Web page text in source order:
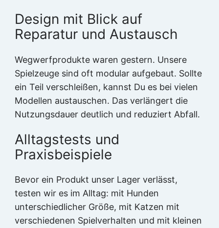
Design mit Blick auf
Reparatur und Austausch
Wegwerfprodukte waren gestern. Unsere
Spielzeuge sind oft modular aufgebaut. Sollte
ein Teil verschleißen, kannst Du es bei vielen
Modellen austauschen. Das verlängert die
Nutzungsdauer deutlich und reduziert Abfall.
Alltagstests und
Praxisbeispiele
Bevor ein Produkt unser Lager verlässt,
testen wir es im Alltag: mit Hunden
unterschiedlicher Größe, mit Katzen mit
verschiedenen Spielverhalten und mit kleinen